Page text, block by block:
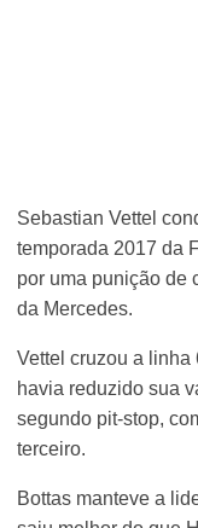
Sebastian Vettel
temporada 2017 da
por uma punição de
da Mercedes.
Vettel cruzou a linha
havia reduzido sua
segundo pit-stop,
terceiro.
Bottas manteve a